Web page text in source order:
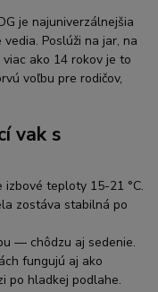
je najuniverzálnejšia
Poslúži na jar, na
ako 14 rokov je to
voľbu pre rodičov,
vak s
teploty 15-21 °C.
zostáva stabilná po
— chôdzu aj sedenie.
fungujú aj ako
po hladkej podlahe.